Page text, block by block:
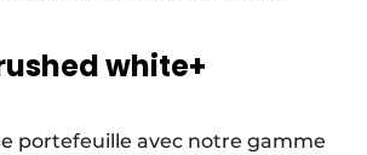
white+
portefeuille avec notre gamme